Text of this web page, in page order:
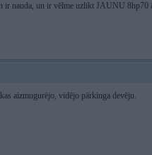
ir nauda, un ir vēlme uzlikt JAUNU 8hp70
aizmugurējo, vidējo pārkinga devēju.